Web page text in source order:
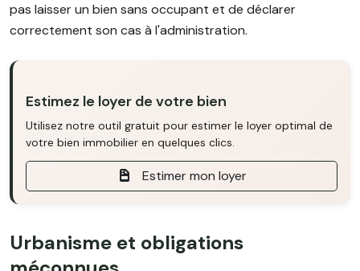
pas laisser un bien sans occupant et de déclarer
correctement son cas à l'administration.
Estimez le loyer de votre bien
Utilisez notre outil gratuit pour estimer le loyer optimal de
votre bien immobilier en quelques clics.
Estimer mon loyer
Urbanisme et obligations